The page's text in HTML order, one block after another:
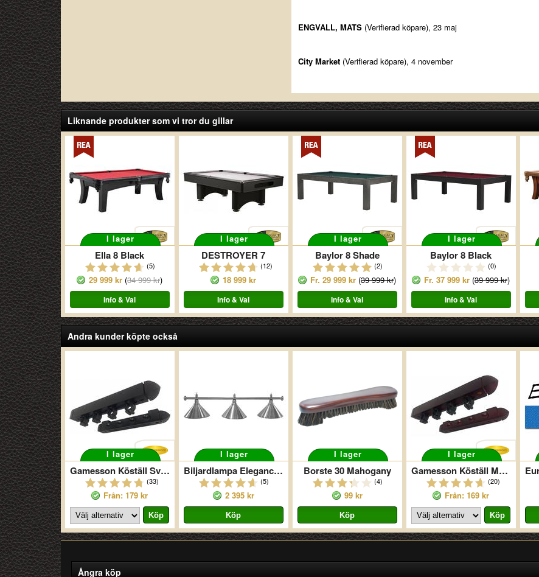
ENGVALL, MATS(Verifierad köpare), 23 maj
City Market(Verifierad köpare), 4 november
Liknande produkter som vi tror du gillar
I lager
Ella 8 Black
(5)
29 999 kr (34 999 kr)
Info & Val
I lager
DESTROYER 7
(12)
18 999 kr
Info & Val
I lager
Baylor 8 Shade
(2)
Fr. 29 999 kr (39 999 kr)
Info & Val
I lager
Baylor 8 Black
(0)
Fr. 37 999 kr (39 999 kr)
Info & Val
Andra kunder köpte också
I lager
Gamesson Köställ Svart
(33)
Från: 179 kr
I lager
Biljardlampa Elegance 3 Silver
(5)
2 395 kr
I lager
Borste 30 Mahogany
(4)
99 kr
I lager
Gamesson Köställ Mahogny
(20)
Från: 169 kr
Ångra köp